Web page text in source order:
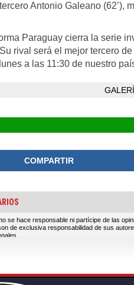
Antonio Galeano
Paraguay cierra la serie
rival será el mejor tercero
a las 11:30 de nuestro
COMPARTIR
se hace responsable ni partícipe de las
de exclusiva responsabilidad de sus